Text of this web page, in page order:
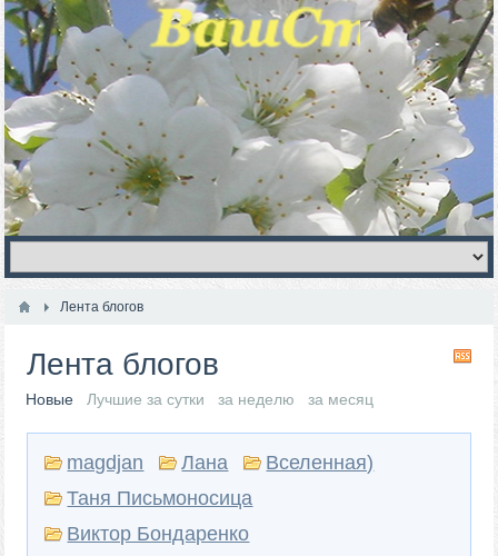
Лента блогов
Лента блогов
Новые Лучшие за сутки за неделю за месяц
magdjan Лана
Вселенная)
Таня Письмоносица
Виктор Бондаренко